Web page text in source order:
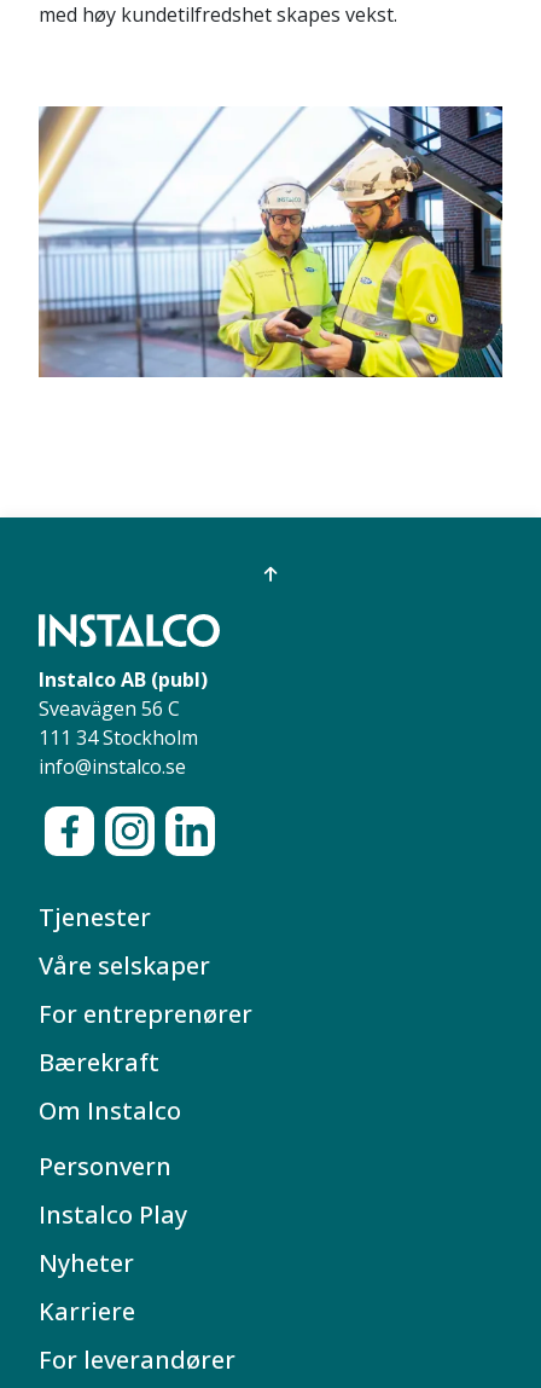
med høy kundetilfredshet skapes vekst.
Instalco AB (publ)
Sveavägen 56 C
111 34 Stockholm
info@instalco.se
Tjenester
Våre selskaper
For entreprenører
Bærekraft
Om Instalco
Personvern
Instalco Play
Nyheter
Karriere
For leverandører